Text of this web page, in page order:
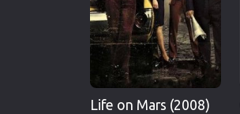
Life on Mars (2008)